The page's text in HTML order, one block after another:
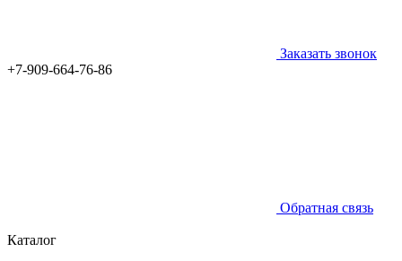
Заказать звонок
+7-909-664-76-86
Обратная связь
Каталог